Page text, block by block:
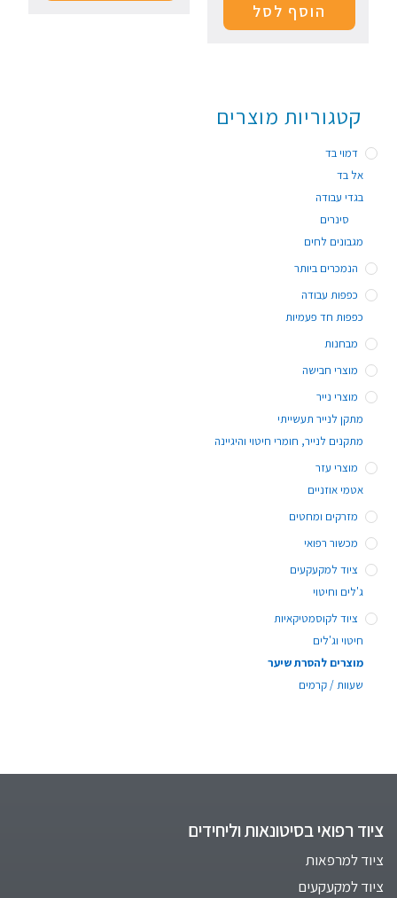
הוסף לסל
קטגוריות מוצרים
דמוי בד
אל בד
בגדי עבודה
סינרים
מגבונים לחים
הנמכרים ביותר
כפפות עבודה
כפפות חד פעמיות
מבחנות
מוצרי חבישה
מוצרי נייר
מתקן לנייר תעשייתי
מתקנים לנייר, חומרי חיטוי והיגיינה
מוצרי עזר
אטמי אוזניים
מזרקים ומחטים
מכשור רפואי
ציוד למקעקעים
ג'לים וחיטוי
ציוד לקוסמטיקאיות
חיטוי וג'לים
מוצרים להסרת שיער
שעוות / קרמים
ציוד רפואי בסיטונאות וליחידים
ציוד למרפאות
ציוד למקעקעים